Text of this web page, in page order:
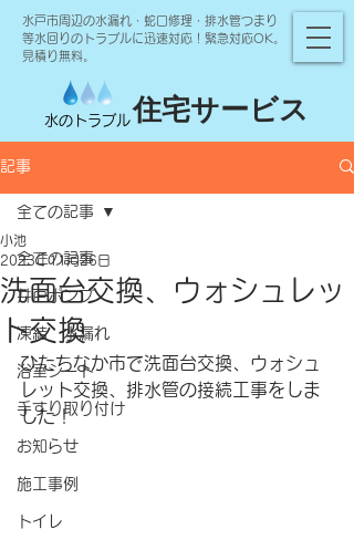
水戸市周辺の水漏れ・蛇口修理・排水管つまり
等水回りのトラブルに迅速対応！緊急対応OK。
見積り無料。
水のトラブル住宅サービス
記事
全ての記事
井戸ポンプ
凍結 水漏れ
浴室シート
手すり取り付け
お知らせ
施工事例
トイレ
全ての記事
洗面台交換、ウォシュレッ
ト交換
小池
2023年11月26日
ひたちなか市で洗面台交換、ウォシュ
レット交換、排水管の接続工事をしま
した！